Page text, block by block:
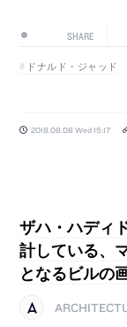
SHARE
ドナルド・ジャッド
2018.08.08 Wed 15:17
ザハ・ハディ
計している、
となるビルの